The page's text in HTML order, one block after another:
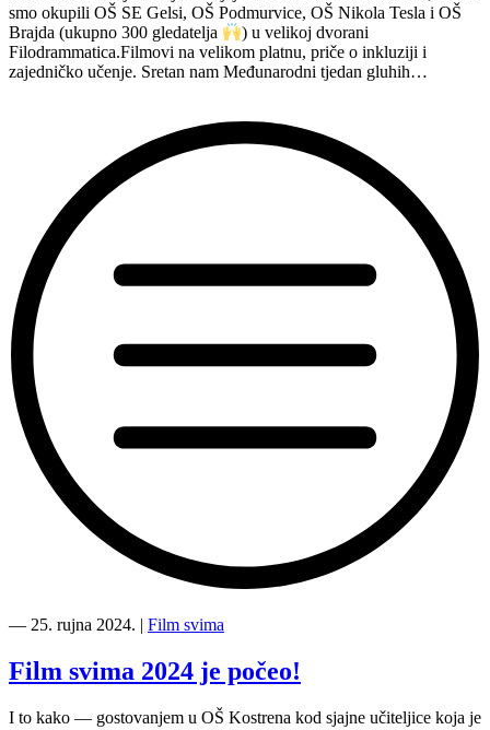
OŠ
Fran
Franković”
smo okupili OŠ SE Gelsi, OŠ Podmurvice, OŠ Nikola Tesla i OŠ
Brajda (ukupno 300 gledatelja
) u velikoj dvorani
Filodrammatica.Filmovi na velikom platnu, priče o inkluziji i
zajedničko učenje. Sretan nam Međunarodni tjedan gluhih…
svima
—
Nema
26.9.2024”
― 25. rujna 2024. | Film svima
Film svima 2024 je počeo!
I to kako — gostovanjem u OŠ Kostrena kod sjajne učiteljice koja je